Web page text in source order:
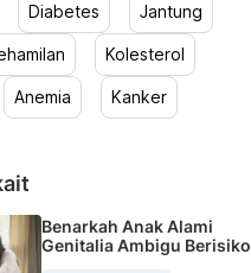
Diabetes Jantung
Kolesterol
Anemia Kanker
Benarkah Anak Alami
Genitalia Ambigu Berisiko